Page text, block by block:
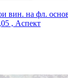
вин. на фл.
, Аспект